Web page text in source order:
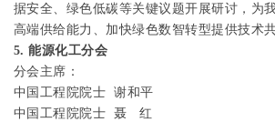
据安全、绿色低碳等关键议题开展研讨，为
高端供给能力、加快绿色数智转型提供技术
5.能源化工分会
分会主席：
中国工程院院士
谢和平
中国工程院院士
聂
红